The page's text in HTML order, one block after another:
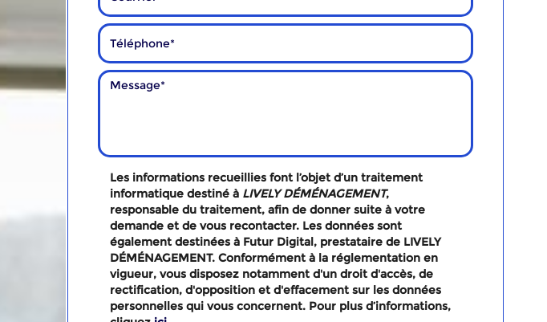
Les informations recueillies font l’objet d’un traitement
informatique destiné à LIVELY DÉMÉNAGEMENT,
responsable du traitement, afin de donner suite à votre
demande et de vous recontacter. Les données sont
également destinées à Futur Digital, prestataire de LIVELY
DÉMÉNAGEMENT. Conformément à la réglementation en
vigueur, vous disposez notamment d'un droit d'accès, de
rectification, d'opposition et d'effacement sur les données
personnelles qui vous concernent. Pour plus d’informations,